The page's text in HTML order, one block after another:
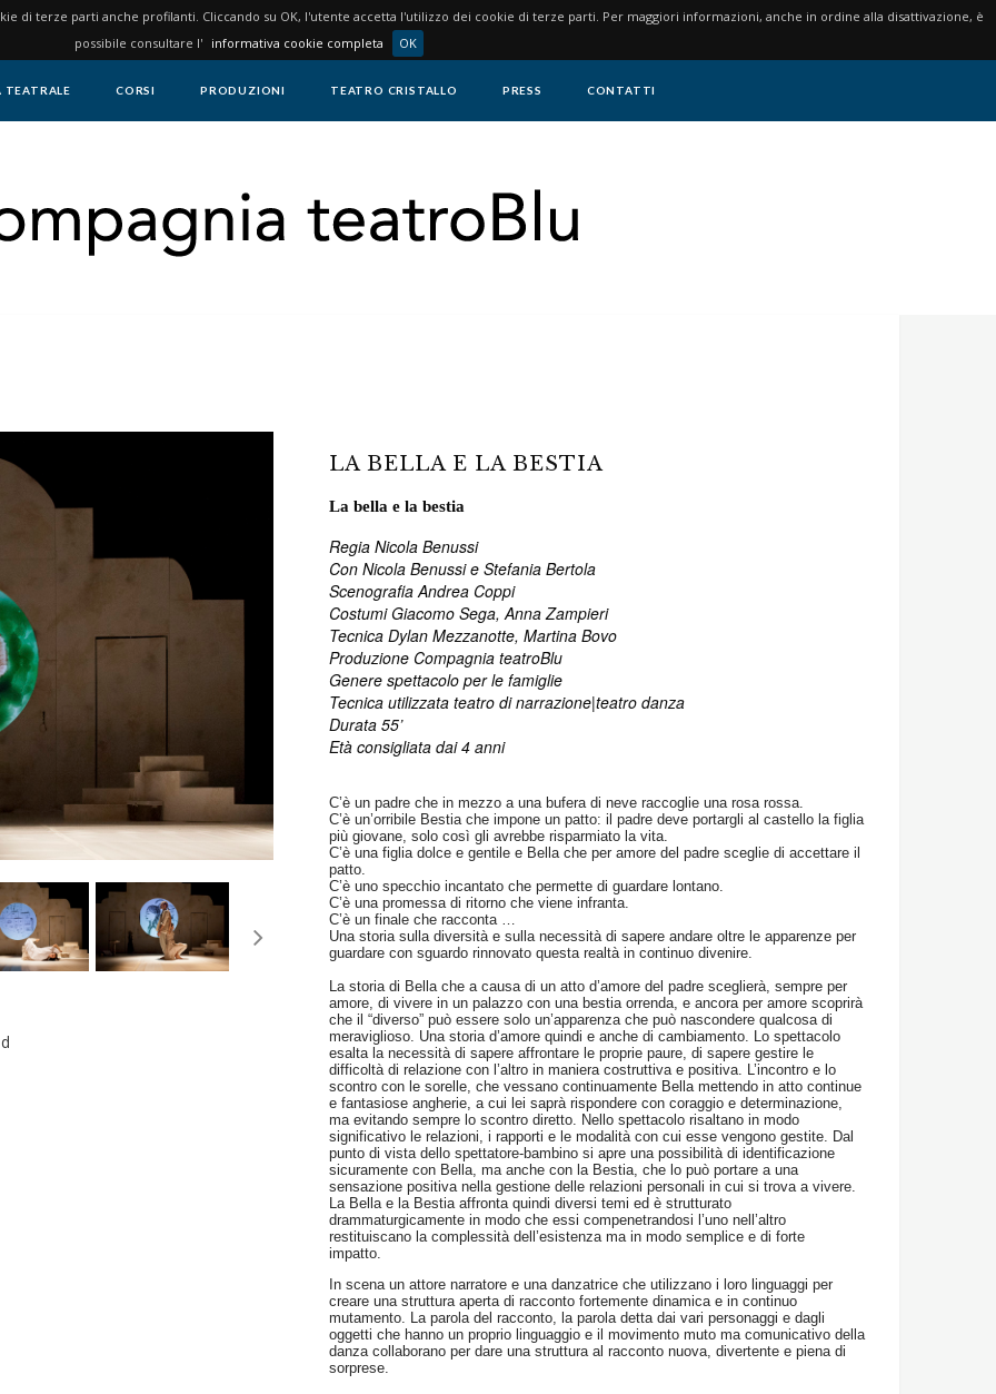
di terze parti anche profilanti. Cliccando su OK, l'utente accetta l'utilizzo dei cookie di terze parti. Per maggiori informazioni, anche in ordine alla disattivazione, è
possibile consultare l' informativa cookie completa OK
TEATRALE CORSI PRODUZIONI TEATRO CRISTALLO PRESS CONTATTI
next
LA BELLA E LA BESTIA
La bella e la bestia
Regia Nicola Benussi
Con Nicola Benussi e Stefania Bertola
Scenografia Andrea Coppi
Costumi Giacomo Sega, Anna Zampieri
Tecnica Dylan Mezzanotte, Martina Bovo
Produzione Compagnia teatroBlu
Genere spettacolo per le famiglie
Tecnica utilizzata teatro di narrazione|teatro danza
Durata 55’
Età consigliata dai 4 anni
C’è un padre che in mezzo a una bufera di neve raccoglie una rosa rossa.
C’è un’orribile Bestia che impone un patto: il padre deve portargli al castello la figlia
più giovane, solo così gli avrebbe risparmiato la vita.
C’è una figlia dolce e gentile e Bella che per amore del padre sceglie di accettare il
patto.
C’è uno specchio incantato che permette di guardare lontano.
C’è una promessa di ritorno che viene infranta.
C’è un finale che racconta …
Una storia sulla diversità e sulla necessità di sapere andare oltre le apparenze per
guardare con sguardo rinnovato questa realtà in continuo divenire.
La storia di Bella che a causa di un atto d’amore del padre sceglierà, sempre per
amore, di vivere in un palazzo con una bestia orrenda, e ancora per amore scoprirà
che il “diverso” può essere solo un’apparenza che può nascondere qualcosa di
meraviglioso. Una storia d’amore quindi e anche di cambiamento. Lo spettacolo
esalta la necessità di sapere affrontare le proprie paure, di sapere gestire le
difficoltà di relazione con l’altro in maniera costruttiva e positiva. L’incontro e lo
scontro con le sorelle, che vessano continuamente Bella mettendo in atto continue
e fantasiose angherie, a cui lei saprà rispondere con coraggio e determinazione,
ma evitando sempre lo scontro diretto. Nello spettacolo risaltano in modo
significativo le relazioni, i rapporti e le modalità con cui esse vengono gestite. Dal
punto di vista dello spettatore-bambino si apre una possibilità di identificazione
sicuramente con Bella, ma anche con la Bestia, che lo può portare a una
sensazione positiva nella gestione delle relazioni personali in cui si trova a vivere.
La Bella e la Bestia affronta quindi diversi temi ed è strutturato
drammaturgicamente in modo che essi compenetrandosi l’uno nell’altro
restituiscano la complessità dell’esistenza ma in modo semplice e di forte
impatto.
In scena un attore narratore e una danzatrice che utilizzano i loro linguaggi per
creare una struttura aperta di racconto fortemente dinamica e in continuo
mutamento. La parola del racconto, la parola detta dai vari personaggi e dagli
oggetti che hanno un proprio linguaggio e il movimento muto ma comunicativo della
danza collaborano per dare una struttura al racconto nuova, divertente e piena di
sorprese.